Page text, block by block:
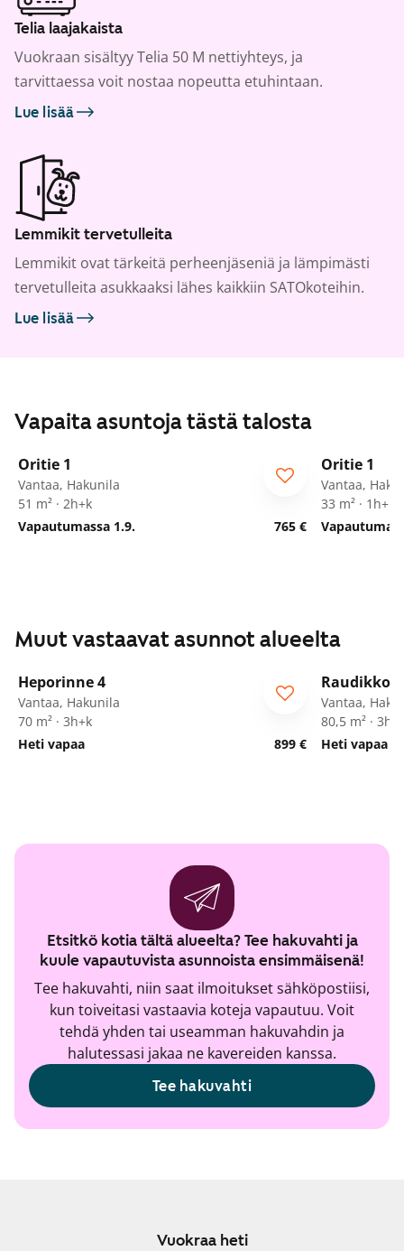
Telia laajakaista
Vuokraan sisältyy Telia 50 M nettiyhteys, ja
tarvittaessa voit nostaa nopeutta etuhintaan.
Lue lisää
Lemmikit tervetulleita
Lemmikit ovat tärkeitä perheenjäseniä ja lämpimästi
tervetulleita asukkaaksi lähes kaikkiin SATOkoteihin.
Lue lisää
Vapaita asuntoja tästä talosta
/15
Oritie 1
Vantaa, Hakunila
51 m² · 2h+k
Vapautumassa 1.9.
765 €
Oritie 1
Vantaa,
33 m² · 1h+kk
Muut vastaavat asunnot alueelta
Heporinne 4
Vantaa, Hakunila
70 m² · 3h+k
Heti vapaa
899 €
ARA
Vantaa,
80,5 m² ·
Heti vapaa
Etsitkö kotia tältä alueelta? Tee hakuvahti ja
kuule vapautuvista asunnoista ensimmäisenä!
Tee hakuvahti, niin saat ilmoitukset sähköpostiisi,
kun toiveitasi vastaavia koteja vapautuu. Voit
tehdä yhden tai useamman hakuvahdin ja
halutessasi jakaa ne kavereiden kanssa.
Tee hakuvahti
Vuokraa heti